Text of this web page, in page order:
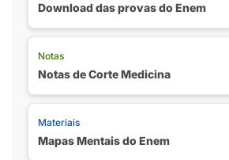
Download das provas do Enem
Notas
Notas de Corte Medicina
Materiais
Mapas Mentais do Enem